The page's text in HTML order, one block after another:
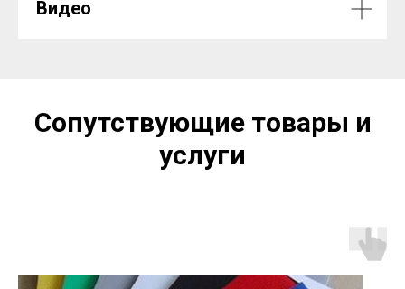
Видео
Сопутствующие товары и
услуги